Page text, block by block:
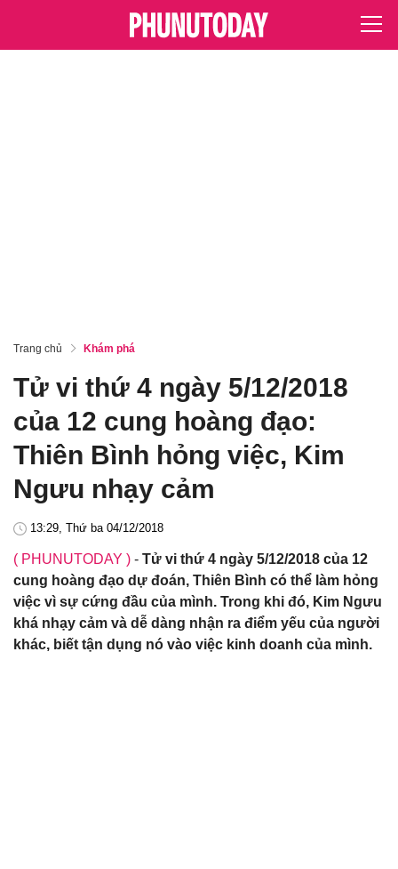
Trang chủ Khám phá
Tử vi thứ 4 ngày 5/12/2018
của 12 cung hoàng đạo:
Thiên Bình hỏng việc, Kim
Ngưu nhạy cảm
13:29, Thứ ba 04/12/2018
( PHUNUTODAY ) - Tử vi thứ 4 ngày 5/12/2018 của 12
cung hoàng đạo dự đoán, Thiên Bình có thể làm hỏng
việc vì sự cứng đầu của mình. Trong khi đó, Kim Ngưu
khá nhạy cảm và dễ dàng nhận ra điểm yếu của người
khác, biết tận dụng nó vào việc kinh doanh của mình.